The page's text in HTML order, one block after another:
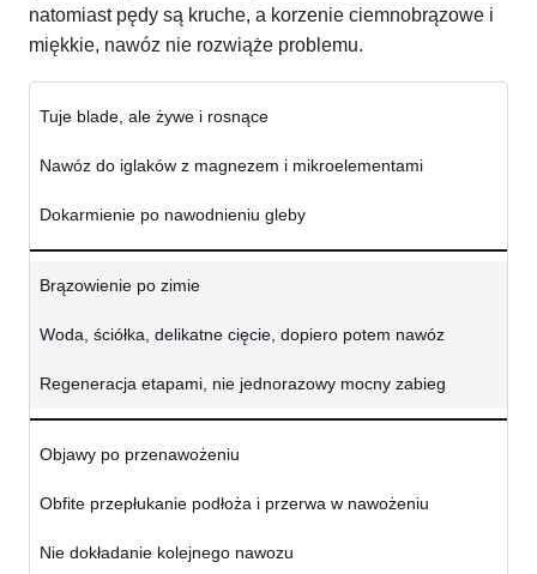
natomiast pędy są kruche, a korzenie ciemnobrązowe i
miękkie, nawóz nie rozwiąże problemu.
Tuje blade, ale żywe i rosnące
Nawóz do iglaków z magnezem i mikroelementami
Dokarmienie po nawodnieniu gleby
Brązowienie po zimie
Woda, ściółka, delikatne cięcie, dopiero potem nawóz
Regeneracja etapami, nie jednorazowy mocny zabieg
Objawy po przenawożeniu
Obfite przepłukanie podłoża i przerwa w nawożeniu
Nie dokładanie kolejnego nawozu